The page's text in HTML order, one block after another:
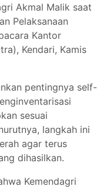
Akmal Malik saat
Pelaksanaan
Kantor
Kendari, Kamis
pentingnya self-
sesuai
langkah ini
agar terus
dihasilkan.
Kemendagri